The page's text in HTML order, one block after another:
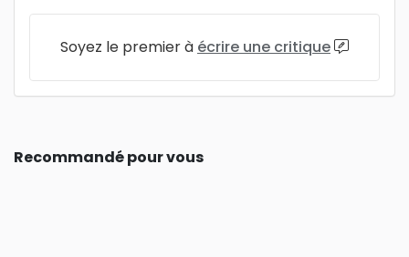
Soyez le premier à écrire une critique
Recommandé pour vous